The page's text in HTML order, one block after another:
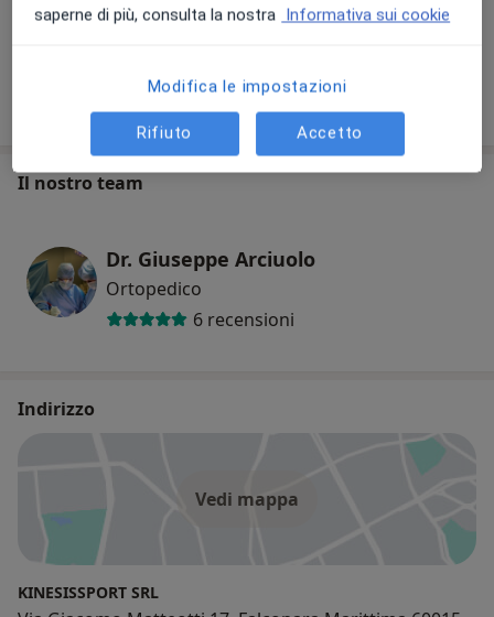
Come funzionano i prezzi?
Il nostro team
Dr. Giuseppe Arciuolo
Ortopedico
6 recensioni
Indirizzo
Vedi mappa
KINESISSPORT SRL
saperne di più, consulta la nostra Informativa sui cookie
Modifica le impostazioni
Rifiuto Accetto